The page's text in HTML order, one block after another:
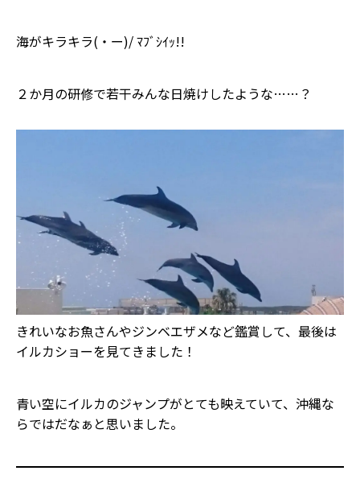
海がキラキラ(・ー)/ ﾏﾌﾞｼｲｯ!!
２か月の研修で若干みんな日焼けしたような……？
きれいなお魚さんやジンベエザメなど鑑賞して、最後は
イルカショーを見てきました！
青い空にイルカのジャンプがとても映えていて、沖縄な
らではだなぁと思いました。